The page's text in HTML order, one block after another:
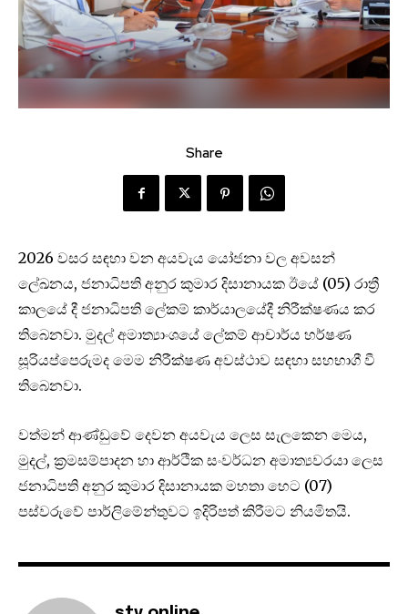
Share
2026 වසර සඳහා වන අයවැය යෝජනා වල අවසන්
ලේඛනය, ජනාධිපති අනුර කුමාර දිසානායක ඊයේ (05) රාත්‍රී
කාලයේ දී ජනාධිපති ලේකම් කාර්යාලයේදී නිරීක්ෂණය කර
තිබෙනවා. මුදල් අමාත්‍යාංශයේ ලේකම් ආචාර්ය හර්ෂණ
සූරියප්පෙරුමද මෙම නිරීක්ෂණ අවස්ථාව සඳහා සහභාගී වී
තිබෙනවා.
වත්මන් ආණ්ඩුවේ දෙවන අයවැය ලෙස සැලකෙන මෙය,
මුදල්, ක්‍රමසම්පාදන හා ආර්ථික සංවර්ධන අමාත්‍යවරයා ලෙස
ජනාධිපති අනුර කුමාර දිසානායක මහතා හෙට (07)
පස්වරුවේ පාර්ලිමේන්තුවට ඉදිරිපත් කිරීමට නියමිතයි.